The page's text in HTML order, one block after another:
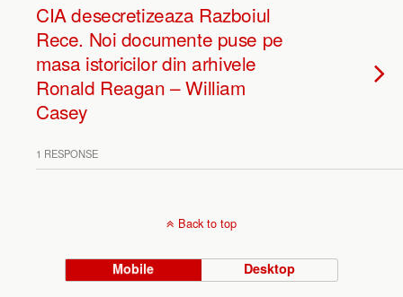
CIA desecretizeaza Razboiul
Rece. Noi documente puse pe
masa istoricilor din arhivele
Ronald Reagan – William
Casey
1 RESPONSE
Back to top
Mobile Desktop